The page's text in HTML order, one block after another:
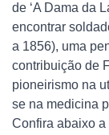
de ‘A Dama da
encontrar
a 1856), uma
contribuição de
pioneirismo na
se na medicina
Confira abaixo